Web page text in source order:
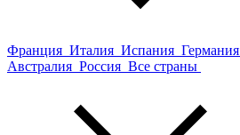
Франция Италия Испания Германия
Австралия Россия Все страны